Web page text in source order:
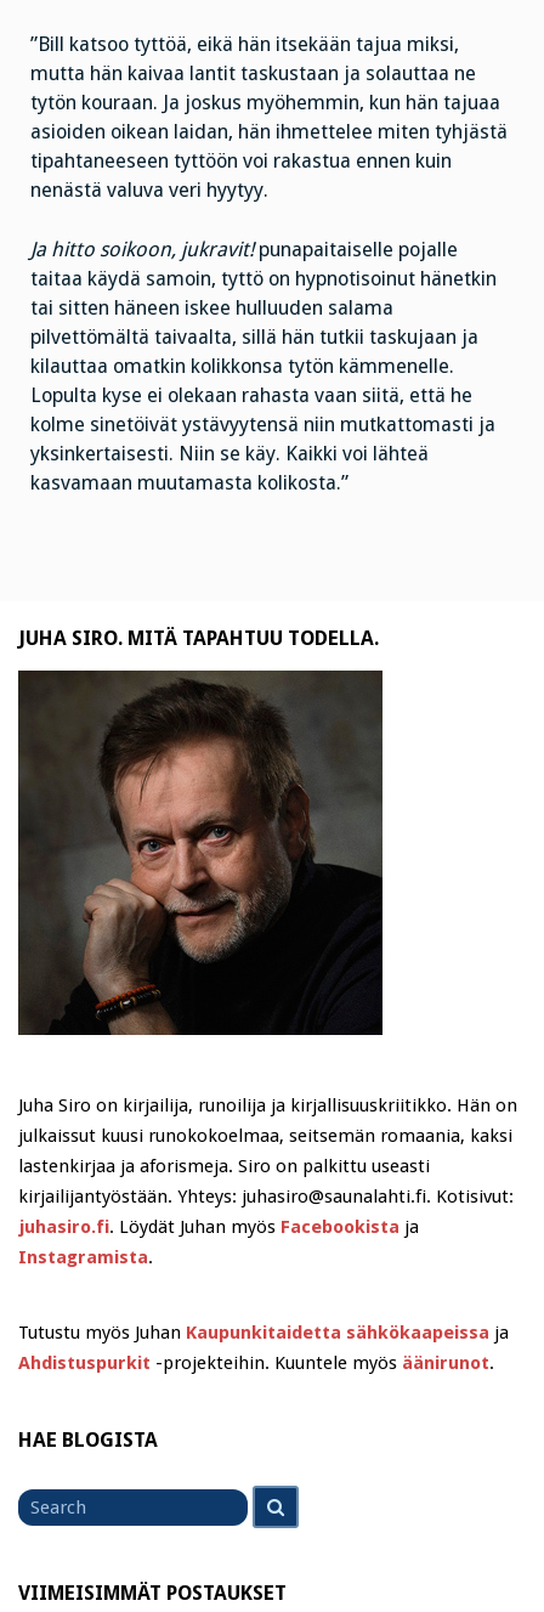
”Bill katsoo tyttöä, eikä hän itsekään tajua miksi,
mutta hän kaivaa lantit taskustaan ja solauttaa ne
tytön kouraan. Ja joskus myöhemmin, kun hän tajuaa
asioiden oikean laidan, hän ihmettelee miten tyhjästä
tipahtaneeseen tyttöön voi rakastua ennen kuin
nenästä valuva veri hyytyy.
Ja hitto soikoon, jukravit!punapaitaiselle pojalle
taitaa käydä samoin, tyttö on hypnotisoinut hänetkin
tai sitten häneen iskee hulluuden salama
pilvettömältä taivaalta, sillä hän tutkii taskujaan ja
kilauttaa omatkin kolikkonsa tytön kämmenelle.
Lopulta kyse ei olekaan rahasta vaan siitä, että he
kolme sinetöivät ystävyytensä niin mutkattomasti ja
yksinkertaisesti. Niin se käy. Kaikki voi lähteä
kasvamaan muutamasta kolikosta.”
JUHA SIRO. MITÄ TAPAHTUU TODELLA.
Juha Siro on kirjailija, runoilija ja kirjallisuuskriitikko. Hän on
julkaissut kuusi runokokoelmaa, seitsemän romaania, kaksi
lastenkirjaa ja aforismeja. Siro on palkittu useasti
kirjailijantyöstään. Yhteys: juhasiro@saunalahti.fi. Kotisivut:
juhasiro.fi. Löydät Juhan myös Facebookista ja
Instagramista.
Tutustu myös Juhan Kaupunkitaidetta sähkökaapeissa ja
Ahdistuspurkit -projekteihin. Kuuntele myös äänirunot.
HAE BLOGISTA
Search
for
VIIMEISIMMÄT POSTAUKSET